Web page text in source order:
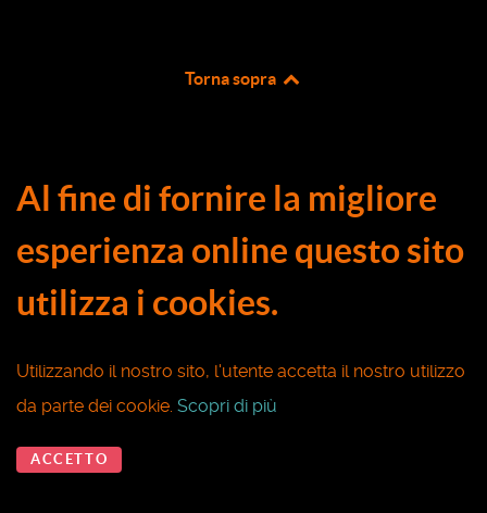
Torna sopra
Al fine di fornire la migliore
esperienza online questo sito
utilizza i cookies.
Utilizzando il nostro sito, l'utente accetta il nostro utilizzo
da parte dei cookie. Scopri di più
ACCETTO